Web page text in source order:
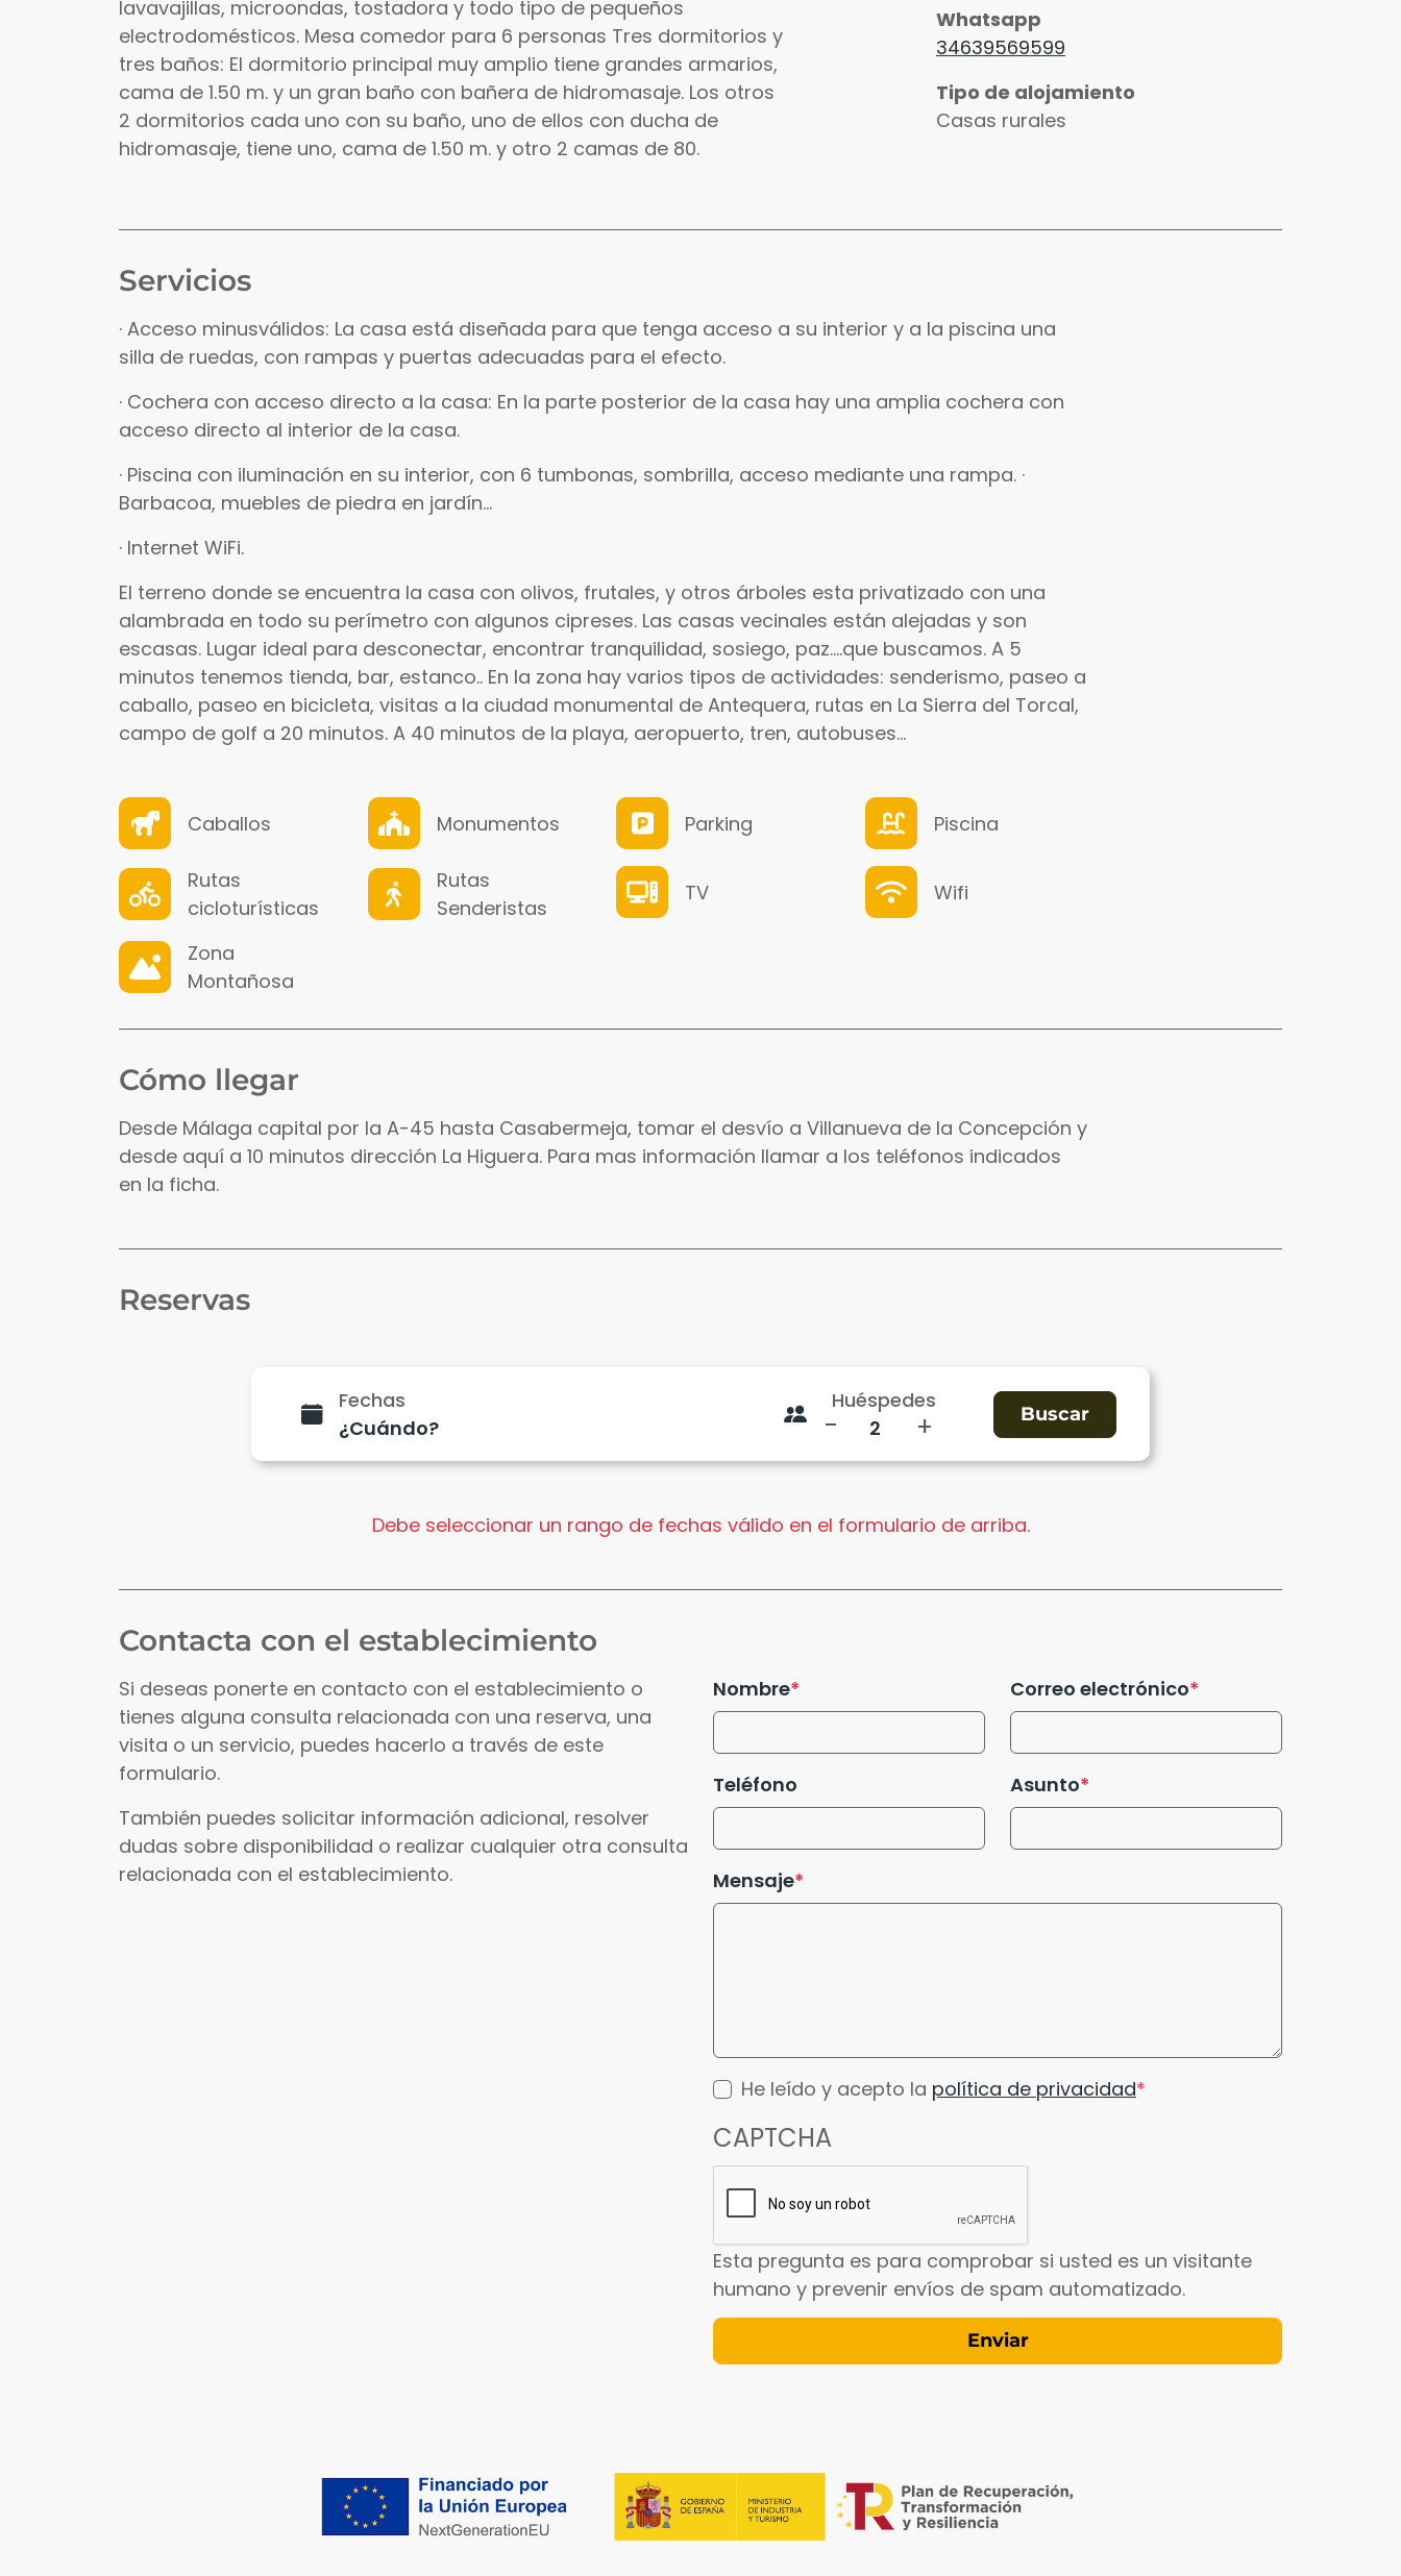
Whatsapp
34639569599
Tipo de alojamiento
Casas rurales
lavavajillas, microondas, tostadora y todo tipo de pequeños
electrodomésticos. Mesa comedor para 6 personas Tres dormitorios y
tres baños: El dormitorio principal muy amplio tiene grandes armarios,
cama de 1.50 m. y un gran baño con bañera de hidromasaje. Los otros
2 dormitorios cada uno con su baño, uno de ellos con ducha de
hidromasaje, tiene uno, cama de 1.50 m. y otro 2 camas de 80.
Servicios
· Acceso minusválidos: La casa está diseñada para que tenga acceso a su interior y a la piscina una
silla de ruedas, con rampas y puertas adecuadas para el efecto.
· Cochera con acceso directo a la casa: En la parte posterior de la casa hay una amplia cochera con
acceso directo al interior de la casa.
· Piscina con iluminación en su interior, con 6 tumbonas, sombrilla, acceso mediante una rampa. ·
Barbacoa, muebles de piedra en jardín...
· Internet WiFi.
El terreno donde se encuentra la casa con olivos, frutales, y otros árboles esta privatizado con una
alambrada en todo su perímetro con algunos cipreses. Las casas vecinales están alejadas y son
escasas. Lugar ideal para desconectar, encontrar tranquilidad, sosiego, paz....que buscamos. A 5
minutos tenemos tienda, bar, estanco.. En la zona hay varios tipos de actividades: senderismo, paseo a
caballo, paseo en bicicleta, visitas a la ciudad monumental de Antequera, rutas en La Sierra del Torcal,
campo de golf a 20 minutos. A 40 minutos de la playa, aeropuerto, tren, autobuses...
Caballos Monumentos Parking Piscina
Rutas
cicloturísticas
Rutas
Senderistas
TV Wifi
Zona
Montañosa
Cómo llegar
Desde Málaga capital por la A-45 hasta Casabermeja, tomar el desvío a Villanueva de la Concepción y
desde aquí a 10 minutos dirección La Higuera. Para mas información llamar a los teléfonos indicados
en la ficha.
Reservas
Fechas Huéspedes
- +
Debe seleccionar un rango de fechas válido en el formulario de arriba.
Contacta con el establecimiento
Si deseas ponerte en contacto con el establecimiento o
tienes alguna consulta relacionada con una reserva, una
visita o un servicio, puedes hacerlo a través de este
formulario.
También puedes solicitar información adicional, resolver
dudas sobre disponibilidad o realizar cualquier otra consulta
relacionada con el establecimiento.
Nombre Correo electrónico
Teléfono Asunto
Mensaje
He leído y acepto la política de privacidad
CAPTCHA
Esta pregunta es para comprobar si usted es un visitante
humano y prevenir envíos de spam automatizado.